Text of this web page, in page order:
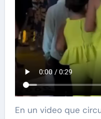
En un video que